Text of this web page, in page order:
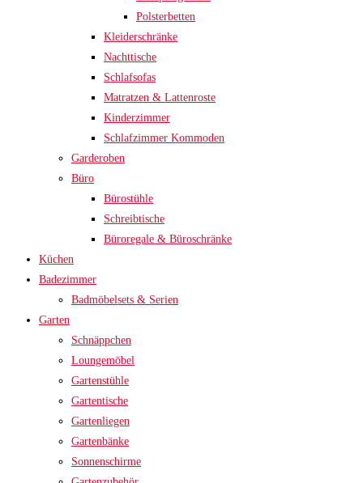
Polsterbetten
Kleiderschränke
Nachttische
Schlafsofas
Matratzen & Lattenroste
Kinderzimmer
Schlafzimmer Kommoden
Garderoben
Büro
Bürostühle
Schreibtische
Büroregale & Büroschränke
Küchen
Badezimmer
Badmöbelsets & Serien
Garten
Schnäppchen
Loungemöbel
Gartenstühle
Gartentische
Gartenliegen
Gartenbänke
Sonnenschirme